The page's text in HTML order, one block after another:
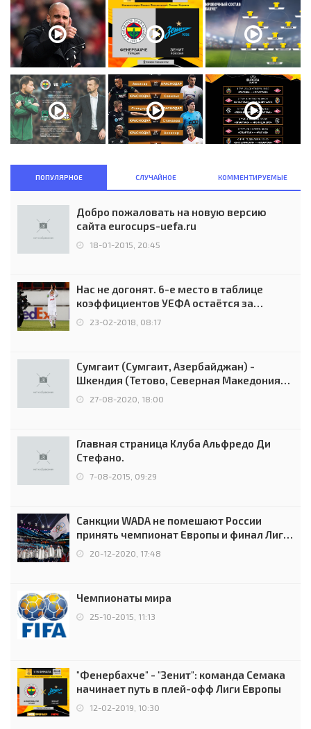
ПОПУЛЯРНОЕ СЛУЧАЙНОЕ КОММЕНТИРУЕМЫЕ
Добро пожаловать на новую версию
сайта eurocups-uefa.ru
18-01-2015, 20:45
Нас не догонят. 6-е место в таблице
коэффициентов УЕФА остаётся за
Россией
23-02-2018, 08:17
Сумгаит (Сумгаит, Азербайджан) -
Шкендия (Тетово, Северная Македония) -
0:2 (0:0)
27-08-2020, 18:00
Главная страница Клуба Альфредо Ди
Стефано.
7-08-2015, 09:29
Санкции WADA не помешают России
принять чемпионат Европы и финал Лиги
чемпионов.
20-12-2020, 17:48
Чемпионаты мира
25-10-2015, 11:13
"Фенербахче" - "Зенит": команда Семака
начинает путь в плей-офф Лиги Европы
12-02-2019, 10:30